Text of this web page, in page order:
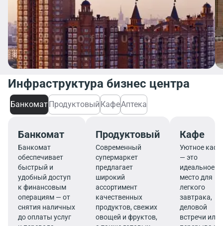
Инфраструктура бизнес центра
Банкомат Продуктовый КафеАптека
Банкомат
Банкомат
обеспечивает
быстрый и
удобный доступ
к финансовым
операциям — от
снятия наличных
до оплаты услуг
Продуктовый
Современный
супермаркет
предлагает
широкий
ассортимент
качественных
продуктов, свежих
овощей и фруктов,
Кафе
Уютное кафе
— это
идеальное
место для
легкого
завтрака,
деловой
встречи или